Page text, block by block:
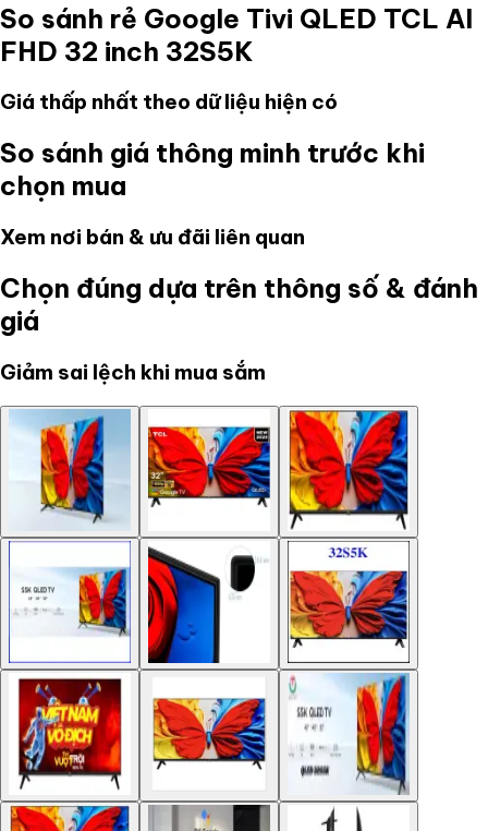
So sánh rẻ Google Tivi QLED TCL AI
FHD 32 inch 32S5K
Giá thấp nhất theo dữ liệu hiện có
So sánh giá thông minh trước khi
chọn mua
Xem nơi bán & ưu đãi liên quan
Chọn đúng dựa trên thông số & đánh
giá
Giảm sai lệch khi mua sắm